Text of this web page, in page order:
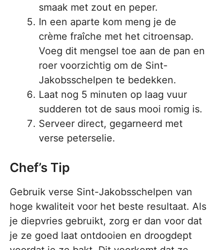
smaak met zout en peper.
In een aparte kom meng je de
crème fraîche met het citroensap.
Voeg dit mengsel toe aan de pan en
roer voorzichtig om de Sint-
Jakobsschelpen te bedekken.
Laat nog 5 minuten op laag vuur
sudderen tot de saus mooi romig is.
Serveer direct, gegarneerd met
verse peterselie.
Chef’s Tip
Gebruik verse Sint-Jakobsschelpen van
hoge kwaliteit voor het beste resultaat. Als
je diepvries gebruikt, zorg er dan voor dat
je ze goed laat ontdooien en droogdept